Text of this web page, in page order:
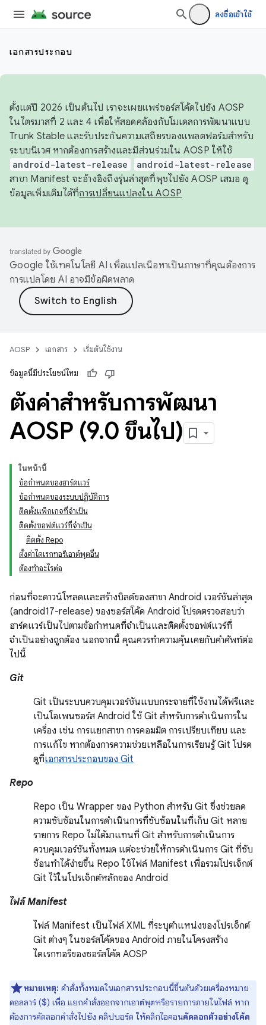
ลงชื่อเข้าใช้
เอกสารประกอบ
ตั้งแต่ปี 2026 เป็นต้นไป เราจะเผยแพร่ซอร์สโค้ดไปยัง AOSP
ในไตรมาสที่ 2 และ 4 เพื่อให้สอดคล้องกับโมเดลการพัฒนาแบบ
Trunk Stable และรับประกันความเสถียรของแพลตฟอร์มสำหรับ
ระบบนิเวศ หากต้องการสร้างและมีส่วนร่วมใน AOSP ให้ใช้
android-latest-release android-latest-release
สาขา Manifest จะอ้างอิงถึงรุ่นล่าสุดที่พุชไปยัง AOSP เสมอ ดู
ข้อมูลเพิ่มเติมได้ที่การเปลี่ยนแปลงใน AOSP
Google ใช้เทคโนโลยี AI เพื่อแปลเนื้อหาเป็นภาษาที่คุณต้องการ
การแปลโดย AI อาจมีข้อผิดพลาด
AOSP เอกสาร เริ่มต้นใช้งาน
ข้อมูลนี้มีประโยชน์ไหม
ตั้งค่าสําหรับการพัฒนา
AOSP (9.0 ขึ้นไป)
ในหน้านี้
ข้อกำหนดของฮาร์ดแวร์
ข้อกำหนดของระบบปฏิบัติการ
ติดตั้งแพ็กเกจที่จำเป็น
ติดตั้งซอฟต์แวร์ที่จำเป็น
ติดตั้ง Repo
ตั้งค่าไดเรกทอรีเอาต์พุตอื่น
ต้องทำอะไรต่อ
ก่อนที่จะดาวน์โหลดและสร้างบิลด์ของสาขา Android เวอร์ชันล่าสุด
(android17-release) ของซอร์สโค้ด Android โปรดตรวจสอบว่า
ฮาร์ดแวร์เป็นไปตามข้อกำหนดที่จำเป็นและติดตั้งซอฟต์แวร์ที่
จำเป็นอย่างถูกต้อง นอกจากนี้ คุณควรทำความคุ้นเคยกับคำศัพท์ต่อ
ไปนี้
Git
Git เป็นระบบควบคุมเวอร์ชันแบบกระจายที่ใช้งานได้ฟรีและ
เป็นโอเพนซอร์ส Android ใช้ Git สำหรับการดำเนินการใน
เครื่อง เช่น การแยกสาขา การคอมมิต การเปรียบเทียบ และ
การแก้ไข หากต้องการความช่วยเหลือในการเรียนรู้ Git โปรด
ดูที่เอกสารประกอบของ Git
Repo
Repo เป็น Wrapper ของ Python สำหรับ Git ซึ่งช่วยลด
ความซับซ้อนในการดำเนินการที่ซับซ้อนในที่เก็บ Git หลาย
รายการ Repo ไม่ได้มาแทนที่ Git สำหรับการดำเนินการ
ควบคุมเวอร์ชันทั้งหมด แต่จะช่วยให้การดำเนินการ Git ที่ซับ
ซ้อนทำได้ง่ายขึ้น Repo ใช้ไฟล์ Manifest เพื่อรวมโปรเจ็กต์
Git ไว้ในโปรเจ็กต์หลักของ Android
ไฟล์ Manifest
ไฟล์ Manifest เป็นไฟล์ XML ที่ระบุตำแหน่งของโปรเจ็กต์
Git ต่างๆ ในซอร์สโค้ดของ Android ภายในโครงสร้าง
ไดเรกทอรีของซอร์สโค้ด AOSP
หมายเหตุ: คำสั่งทั้งหมดในเอกสารประกอบนี้ขึ้นต้นด้วยเครื่องหมาย
ดอลลาร์ ($) เพื่อ แยกคำสั่งออกจากเอาต์พุตหรือรายการภายในไฟล์ หาก
ต้องการคัดลอกคำสั่งไปยัง คลิปบอร์ด ให้คลิกไอคอนคัดลอกตัวอย่างโค้ด